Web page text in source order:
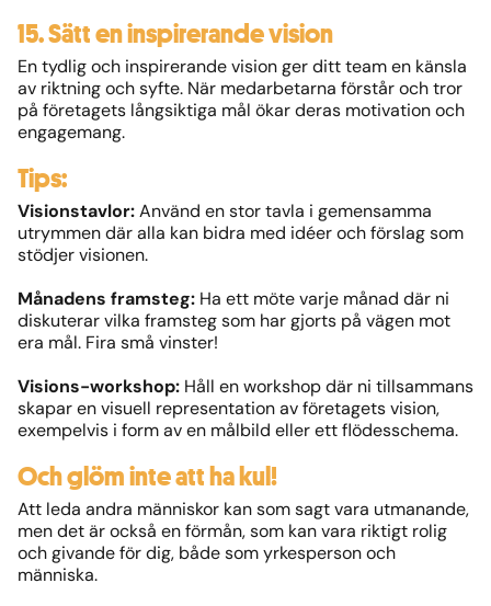
15. Sätt en inspirerande vision
En tydlig och inspirerande vision ger ditt team en känsla
av riktning och syfte. När medarbetarna förstår och tror
på företagets långsiktiga mål ökar deras motivation och
engagemang.
Tips:
​​Visionstavlor:Använd en stor tavla i gemensamma
utrymmen där alla kan bidra med idéer och förslag som
stödjer visionen.
Månadens framsteg: Ha ett möte varje månad där ni
diskuterar vilka framsteg som har gjorts på vägen mot
era mål. Fira små vinster!
Visions-workshop: Håll en workshop där ni tillsammans
skapar en visuell representation av företagets vision,
exempelvis i form av en målbild eller ett flödesschema.
Och glöm inte att ha kul!
Att leda andra människor kan som sagt vara utmanande,
men det är också en förmån, som kan vara riktigt rolig
och givande för dig, både som yrkesperson och
människa.